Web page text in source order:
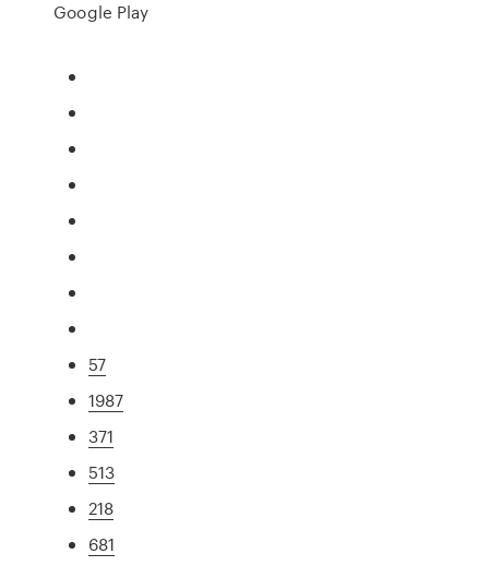
Google Play
57
1987
371
513
218
681